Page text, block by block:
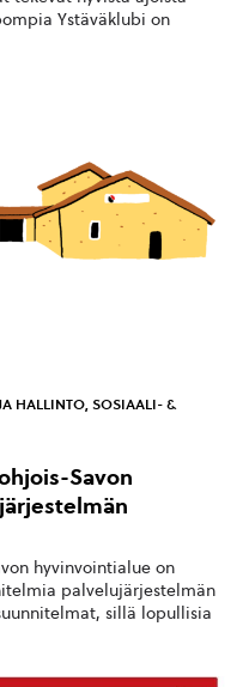
Ystäväklubi on
HALLINTO, SOSIAALI- &
Savon
hyvinvointialue on
palvelujärjestelmän
sillä lopullisia